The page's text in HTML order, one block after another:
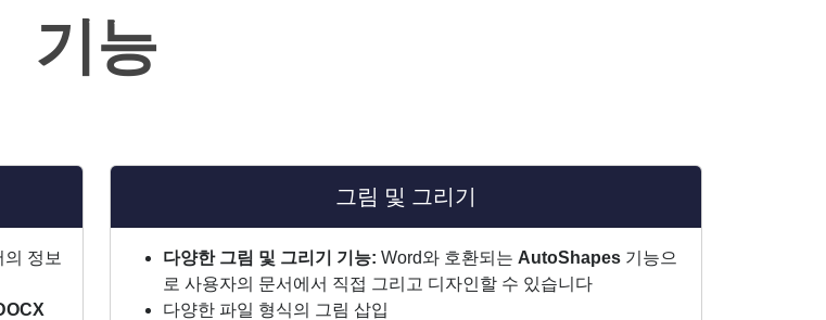
기능
정보
그림 및 그리기
다양한 그림 및 그리기 기능: Word와 호환되는 AutoShapes 기능으
로 사용자의 문서에서 직접 그리고 디자인할 수 있습니다
다양한 파일 형식의 그림 삽입